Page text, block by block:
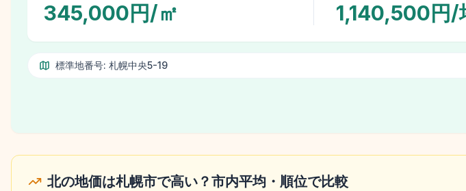
345,000円/㎡ 1,140,500円/
標準地番号: 札幌中央5-19
北の地価は札幌市で高い？市内平均・順位で比較